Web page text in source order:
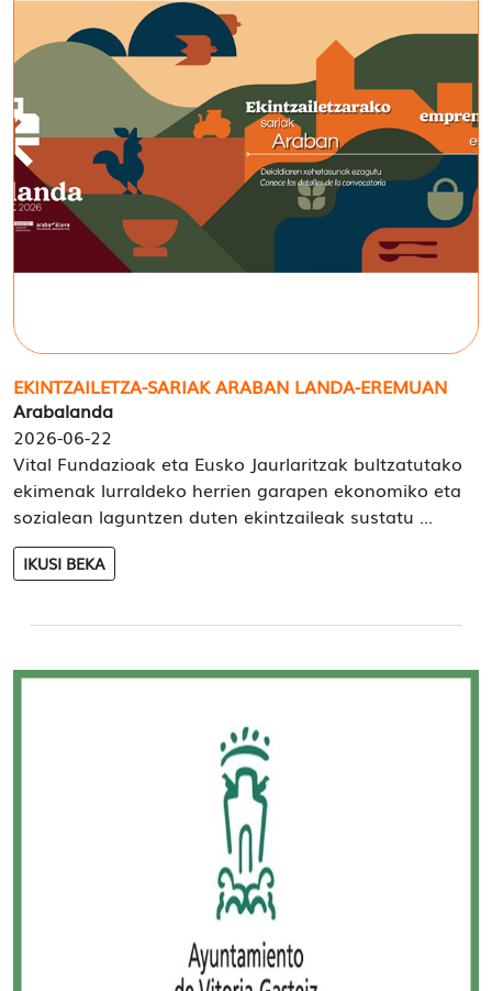
EKINTZAILETZA-SARIAK ARABAN LANDA-EREMUAN
Arabalanda
2026-06-22
Vital Fundazioak eta Eusko Jaurlaritzak bultzatutako
ekimenak lurraldeko herrien garapen ekonomiko eta
sozialean laguntzen duten ekintzaileak sustatu ...
IKUSI BEKA